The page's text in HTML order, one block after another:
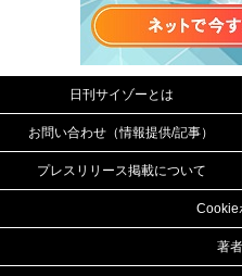
日刊サイゾーとは
お問い合わせ（情報提供/記事）
プレスリリース掲載について
Cookie
著